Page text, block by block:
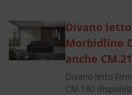
Divano
Morbidline
anche
Divano letto
CM.190